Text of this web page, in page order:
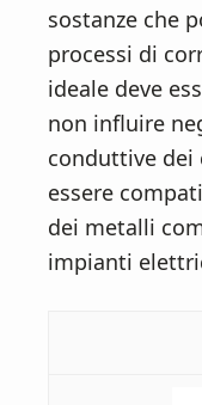
sostanze che
processi di
ideale deve
non influire
conduttive dei
essere
dei metalli
impianti